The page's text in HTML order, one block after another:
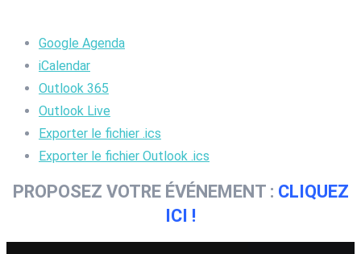
Google Agenda
iCalendar
Outlook 365
Outlook Live
Exporter le fichier .ics
Exporter le fichier Outlook .ics
PROPOSEZ VOTRE ÉVÉNEMENT : CLIQUEZ
ICI !